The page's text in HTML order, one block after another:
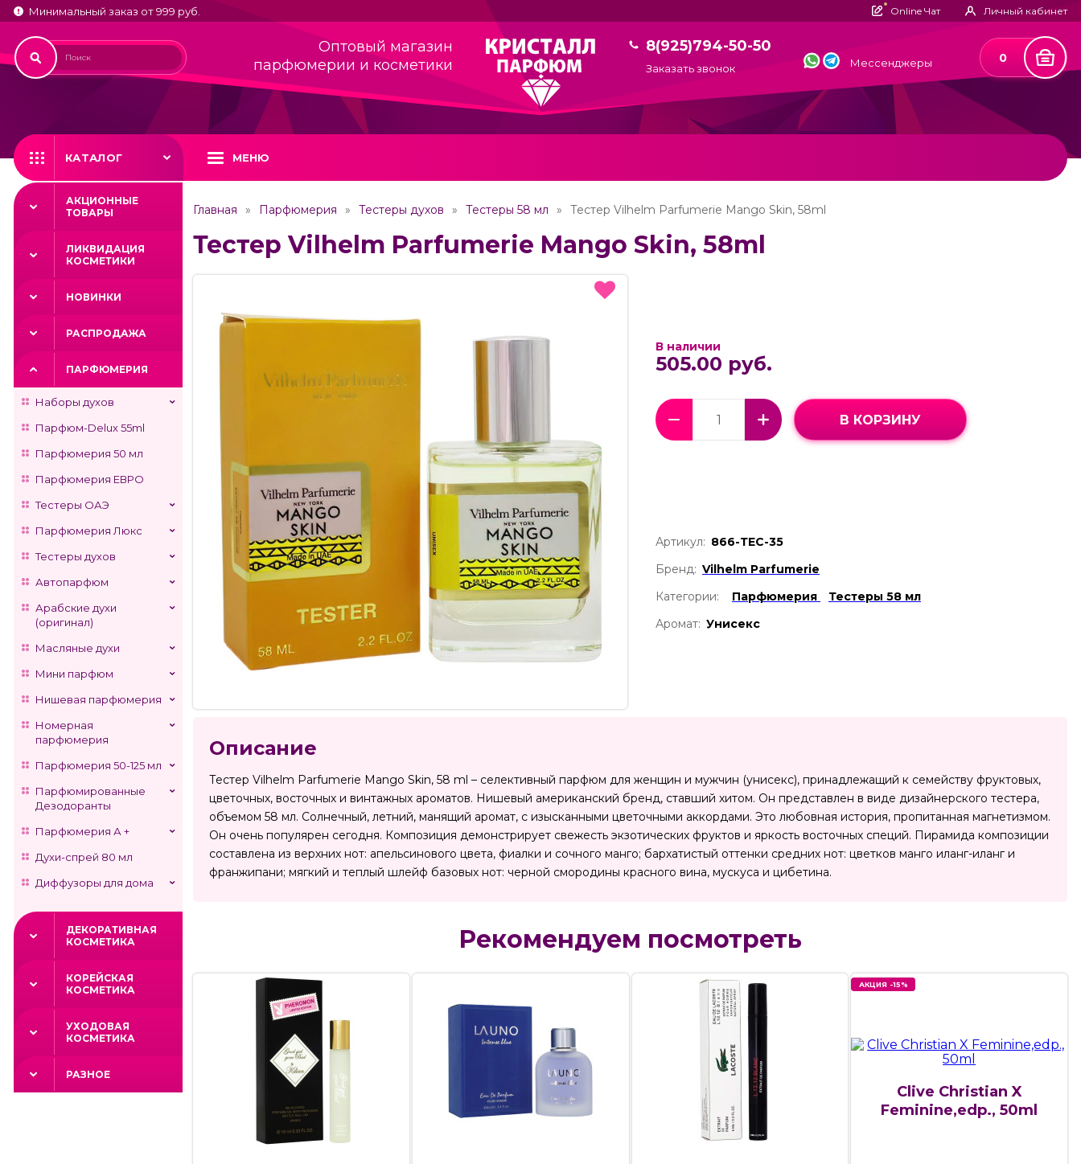
Минимальный заказ от 999 руб. Online Чат Личный кабинет
Оптовый магазин
парфюмерии и косметики
8(925)794-50-50
Заказать звонок Мессенджеры 0
КАТАЛОГ МЕНЮ
АКЦИОННЫЕ
ТОВАРЫ
ЛИКВИДАЦИЯ
КОСМЕТИКИ
НОВИНКИ
РАСПРОДАЖА
ПАРФЮМЕРИЯ
Наборы духов
Парфюм-Delux 55ml
Парфюмерия 50 мл
Парфюмерия ЕВРО
Тестеры ОАЭ
Парфюмерия Люкс
Тестеры духов
Автопарфюм
Арабские духи
(оригинал)
Масляные духи
Мини парфюм
Нишевая парфюмерия
Номерная
парфюмерия
Парфюмерия 50-125 мл
Парфюмированные
Дезодоранты
Парфюмерия А +
Духи-спрей 80 мл
Диффузоры для дома
ДЕКОРАТИВНАЯ
КОСМЕТИКА
КОРЕЙСКАЯ
КОСМЕТИКА
УХОДОВАЯ
КОСМЕТИКА
РАЗНОЕ
Главная Парфюмерия Тестеры духов Тестеры 58 мл Тестер Vilhelm Parfumerie Mango Skin, 58ml
Тестер Vilhelm Parfumerie Mango Skin, 58ml
В наличии
505.00 руб.
В КОРЗИНУ
Артикул: 866-ТЕС-35
Бренд: Vilhelm Parfumerie
Категории:
Парфюмерия
Тестеры 58 мл
Аромат: Унисекс
Описание
Тестер Vilhelm Parfumerie Mango Skin, 58 ml – селективный парфюм для женщин и мужчин (унисекс), принадлежащий к семейству фруктовых,
цветочных, восточных и винтажных ароматов. Нишевый американский бренд, ставший хитом. Он представлен в виде дизайнерского тестера,
объемом 58 мл. Солнечный, летний, манящий аромат, с изысканными цветочными аккордами. Это любовная история, пропитанная магнетизмом.
Он очень популярен сегодня. Композиция демонстрирует свежесть экзотических фруктов и яркость восточных специй. Пирамида композиции
составлена из верхних нот: апельсинового цвета, фиалки и сочного манго; бархатистый оттенки средних нот: цветков манго иланг-иланг и
франжипани; мягкий и теплый шлейф базовых нот: черной смородины красного вина, мускуса и цибетина.
Рекомендуем посмотреть
АКЦИЯ -15%
Clive Christian X
Feminine,edp., 50ml